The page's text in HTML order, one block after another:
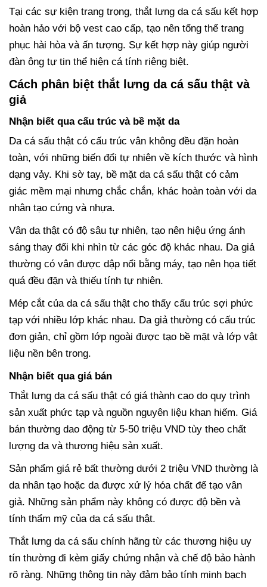
Tại các sự kiện trang trọng, thắt lưng da cá sấu kết hợp
hoàn hảo với bộ vest cao cấp, tạo nên tổng thể trang
phục hài hòa và ấn tượng. Sự kết hợp này giúp người
đàn ông tự tin thể hiện cá tính riêng biệt.
Cách phân biệt thắt lưng da cá sấu thật và
giả
Nhận biết qua cấu trúc và bề mặt da
Da cá sấu thật có cấu trúc vân không đều đặn hoàn
toàn, với những biến đổi tự nhiên về kích thước và hình
dạng vảy. Khi sờ tay, bề mặt da cá sấu thật có cảm
giác mềm mại nhưng chắc chắn, khác hoàn toàn với da
nhân tạo cứng và nhựa.
Vân da thật có độ sâu tự nhiên, tạo nên hiệu ứng ánh
sáng thay đổi khi nhìn từ các góc độ khác nhau. Da giả
thường có vân được dập nổi bằng máy, tạo nên họa tiết
quá đều đặn và thiếu tính tự nhiên.
Mép cắt của da cá sấu thật cho thấy cấu trúc sợi phức
tạp với nhiều lớp khác nhau. Da giả thường có cấu trúc
đơn giản, chỉ gồm lớp ngoài được tạo bề mặt và lớp vật
liệu nền bên trong.
Nhận biết qua giá bán
Thắt lưng da cá sấu thật có giá thành cao do quy trình
sản xuất phức tạp và nguồn nguyên liệu khan hiếm. Giá
bán thường dao động từ 5-50 triệu VND tùy theo chất
lượng da và thương hiệu sản xuất.
Sản phẩm giá rẻ bất thường dưới 2 triệu VND thường là
da nhân tạo hoặc da được xử lý hóa chất để tạo vân
giả. Những sản phẩm này không có được độ bền và
tính thẩm mỹ của da cá sấu thật.
Thắt lưng da cá sấu chính hãng từ các thương hiệu uy
tín thường đi kèm giấy chứng nhận và chế độ bảo hành
rõ ràng. Những thông tin này đảm bảo tính minh bạch